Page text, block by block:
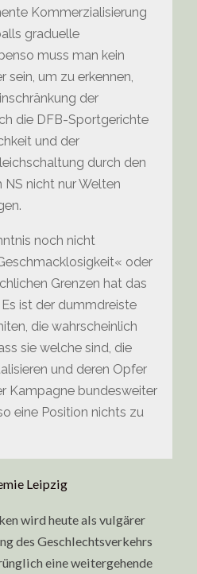
Kommerzialisierung
graduelle
muss man kein
sein, um zu erkennen,
der
die DFB-Sportgerichte
und der
durch den
nicht nur Welten
noch nicht
oder
Grenzen hat das
ist der dummdreiste
die wahrscheinlich
sie welche sind, die
und deren Opfer
Kampagne bundesweiter
eine Position nichts zu
Leipzig
wird heute als vulgärer
des Geschlechtsverkehrs
eine weitergehende